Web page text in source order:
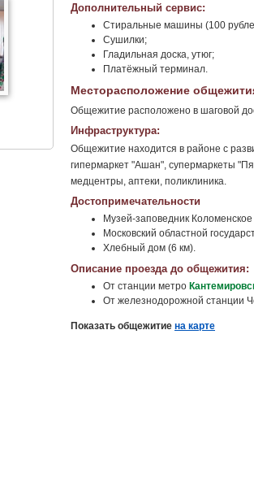
Дополнительный сервис:
Стиральные машины (100
Сушилки;
Гладильная доска, утюг;
Платёжный терминал.
Месторасположение
Общежитие расположено в шаговой
Инфраструктура:
Общежитие находится в районе с
гипермаркет "Ашан", супермаркеты
медцентры, аптеки, поликлиника.
Достопримечательности
Музей-заповедник Коломенское
Московский областной
Хлебный дом (6 км).
Описание проезда до общежития:
От станции метро
От железнодорожной станции
Показать общежитие на карте